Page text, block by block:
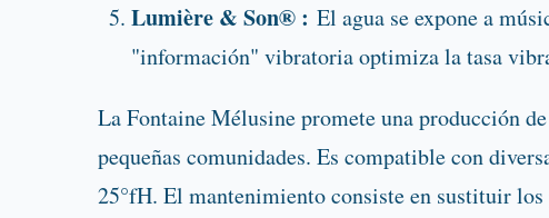
Lumière & Son® : El agua se expone a
"información" vibratoria optimiza la tasa
La Fontaine Mélusine promete una producción de
pequeñas comunidades. Es compatible con
25°fH. El mantenimiento consiste en sustituir los